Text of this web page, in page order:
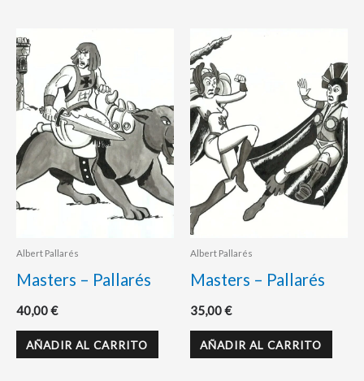
Albert Pallarés
Masters – Pallarés
40,00€
AÑADIR AL CARRITO
Albert Pallarés
Masters – Pallarés
35,00€
AÑADIR AL CARRITO